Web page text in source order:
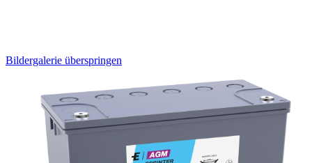
Bildergalerie überspringen